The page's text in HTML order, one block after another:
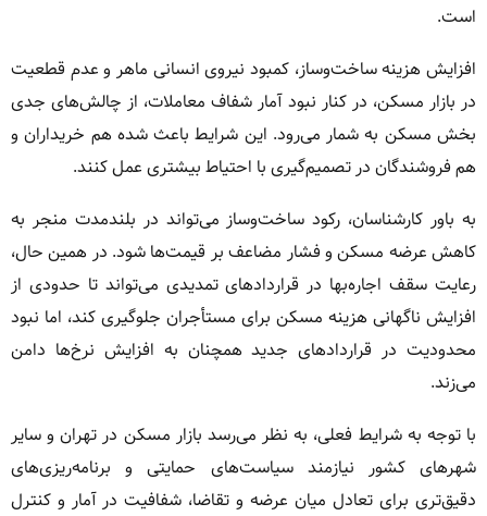
است.
افزایش هزینه ساخت‌وساز، کمبود نیروی انسانی ماهر و عدم قطعیت
در بازار مسکن، در کنار نبود آمار شفاف معاملات، از چالش‌های جدی
بخش مسکن به شمار می‌رود. این شرایط باعث شده هم خریداران و
هم فروشندگان در تصمیم‌گیری با احتیاط بیشتری عمل کنند.
به باور کارشناسان، رکود ساخت‌وساز می‌تواند در بلندمدت منجر به
کاهش عرضه مسکن و فشار مضاعف بر قیمت‌ها شود. در همین حال،
رعایت سقف اجاره‌بها در قراردادهای تمدیدی می‌تواند تا حدودی از
افزایش ناگهانی هزینه مسکن برای مستأجران جلوگیری کند، اما نبود
محدودیت در قراردادهای جدید همچنان به افزایش نرخ‌ها دامن
می‌زند.
با توجه به شرایط فعلی، به نظر می‌رسد بازار مسکن در تهران و سایر
شهرهای کشور نیازمند سیاست‌های حمایتی و برنامه‌ریزی‌های
دقیق‌تری برای تعادل میان عرضه و تقاضا، شفافیت در آمار و کنترل